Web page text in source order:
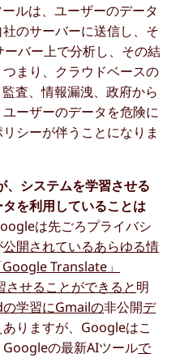
ルは、ユーザーのデータ
のサーバーに送信し、そ
バー上で分析し、その結
まり、クラウドベースの
査、情報漏洩、政府から
ーザーのデータを危険に
シーが伴うことになりま
、システムを学習させる
を利用していることは
は先ごろプライバシ
公開されているあらゆる情
Translate」
させることができると明
学習にGmailの非公開デ
りますが、Googleはこ
の最新AIツールで